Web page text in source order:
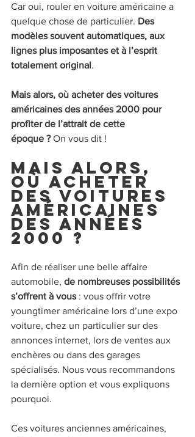
Car oui, rouler en voiture américaine a
quelque chose de particulier. Des
modèles souvent automatiques, aux
lignes plus imposantes et à l’esprit
totalement original.
Mais alors, où acheter des voitures
américaines des années 2000 pour
profiter de l’attrait de cette
époque ? On vous dit !
Mais alors,
où acheter
des voitures
américaines
des années
2000 ?
Afin de réaliser une belle affaire
automobile, de nombreuses possibilités
s’offrent à vous : vous offrir votre
youngtimer américaine lors d’une expo
voiture, chez un particulier sur des
annonces internet, lors de ventes aux
enchères ou dans des garages
spécialisés. Nous vous recommandons
la dernière option et vous expliquons
pourquoi.
Ces voitures anciennes américaines,